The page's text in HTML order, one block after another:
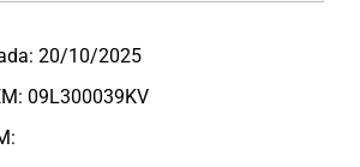
20/10/2025
09L300039KV